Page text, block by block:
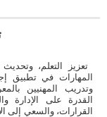
تعزيز التعلم،
المهارات في تطبيق
وتدريب المهنيين
القدرة على الإدارة
القرارات، والسعي إلى